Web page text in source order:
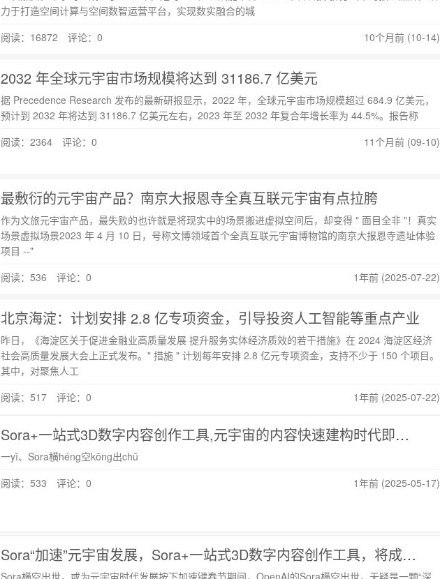
力于打造空间计算与空间数智运营平台，实现数实融合的城
阅读：16872 评论：0
10个月前 (10-14)
2032 年全球元宇宙市场规模将达到 31186.7 亿美元
据 Precedence Research 发布的最新研报显示，2022 年，全球元宇宙市场规模超过 684.9 亿美元，
预计到 2032 年将达到 31186.7 亿美元左右，2023 年至 2032 年复合年增长率为 44.5%。报告称
阅读：2364 评论：0
11个月前 (09-10)
最敷衍的元宇宙产品？南京大报恩寺全真互联元宇宙有点拉胯
作为文旅元宇宙产品，最失败的也许就是将现实中的场景搬进虚拟空间后，却变得 " 面目全非 "！真实
场景虚拟场景2023 年 4 月 10 日，号称文博领域首个全真互联元宇宙博物馆的南京大报恩寺遗址体验
项目 --"
阅读：536 评论：0
1年前 (2025-07-22)
北京海淀：计划安排 2.8 亿专项资金，引导投资人工智能等重点产业
昨日，《海淀区关于促进金融业高质量发展 提升服务实体经济质效的若干措施》在 2024 海淀区经济
社会高质量发展大会上正式发布。" 措施 " 计划每年安排 2.8 亿元专项资金，支持不少于 150 个项目。
其中，对聚焦人工
阅读：517 评论：0
1年前 (2025-07-22)
Sora+一站式3D数字内容创作工具,元宇宙的内容快速建构时代即将到来
一yī、Sora横héng空kōng出chū
阅读：533 评论：0
1年前 (2025-05-17)
Sora“加速”元宇宙发展，Sora+一站式3D数字内容创作工具，将成元宇宙内容建构王炸组合
Sora横空出世，或为元宇宙时代发展按下加速键春节期间，OpenAI的Sora横空出世，无疑是一颗“深